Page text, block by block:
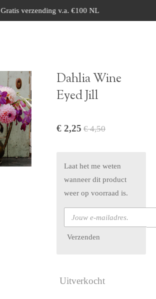
Gratis verzending v.a. €100 NL
Dahlia Wine
Eyed Jill
€ 2,25 € 4,50
Laat het me weten
wanneer dit product
weer op voorraad is.
Verzenden
Uitverkocht